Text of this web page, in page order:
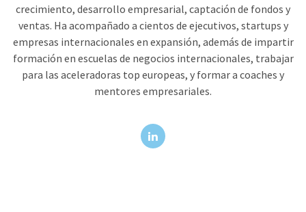
crecimiento, desarrollo empresarial, captación de fondos y
ventas. Ha acompañado a cientos de ejecutivos, startups y
empresas internacionales en expansión, además de impartir
formación en escuelas de negocios internacionales, trabajar
para las aceleradoras top europeas, y formar a coaches y
mentores empresariales.